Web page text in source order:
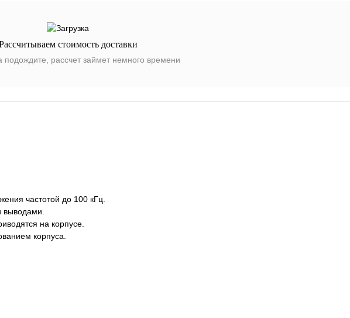
стоимость доставки
подождите, рассчет займет немного времени
частотой до 100 кГц.
выводами.
на корпусе.
корпуса.